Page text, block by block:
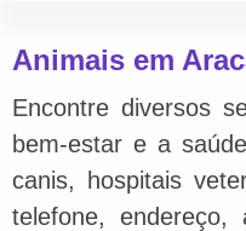
Animais em
Encontre diversos
bem-estar e a
canis, hospitais
telefone, endereço,